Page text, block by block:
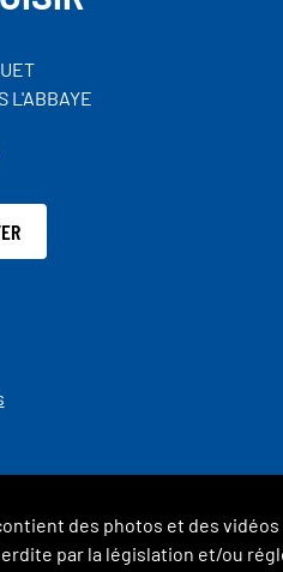
L'ABBAYE
des photos et des
par la législation et/ou